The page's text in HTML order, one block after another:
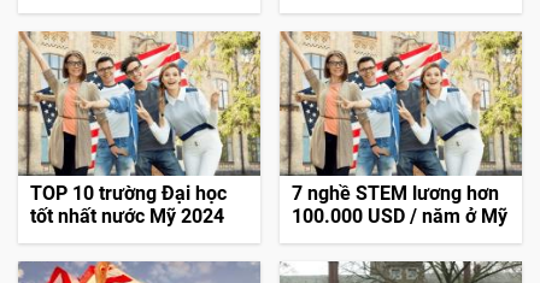
TOP 10 trường Đại học
tốt nhất nước Mỹ 2024
7 nghề STEM lương hơn
100.000 USD / năm ở Mỹ